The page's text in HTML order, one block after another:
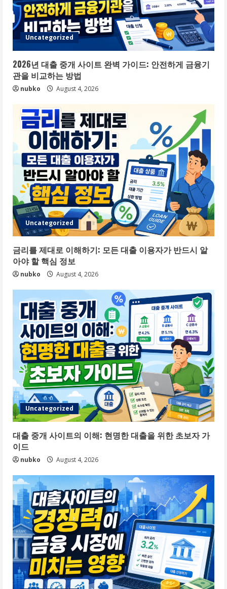
Uncategorized
2026년 대출 중개 사이트 완벽 가이드: 안전하게 금융기
관을 비교하는 방법
nubko August 4, 2026
Uncategorized
금리를 제대로 이해하기: 모든 대출 이용자가 반드시 알
아야 할 핵심 정보
nubko August 4, 2026
Uncategorized
대출 중개 사이트의 이해: 현명한 대출을 위한 초보자 가
이드
nubko August 4, 2026